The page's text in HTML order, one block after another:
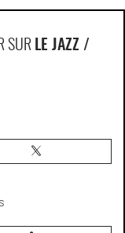
SUR LE JAZZ /